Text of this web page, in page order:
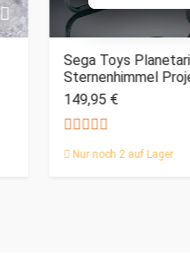
Sega Toys
Sternenhimmel
149,95 €
Nur noch 2 auf Lager